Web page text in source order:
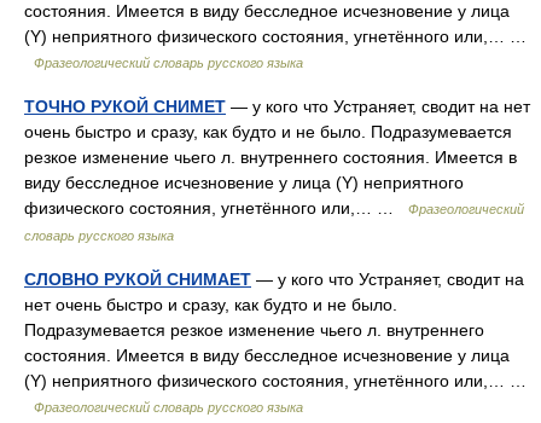
состояния. Имеется в виду бесследное исчезновение у лица
(Y) неприятного физического состояния, угнетённого или,… …
Фразеологический словарь русского языка
ТОЧНО РУКОЙ СНИМЕТ — у кого что Устраняет, сводит на нет
очень быстро и сразу, как будто и не было. Подразумевается
резкое изменение чьего л. внутреннего состояния. Имеется в
виду бесследное исчезновение у лица (Y) неприятного
физического состояния, угнетённого или,… …
Фразеологический
словарь русского языка
СЛОВНО РУКОЙ СНИМАЕТ — у кого что Устраняет, сводит на
нет очень быстро и сразу, как будто и не было.
Подразумевается резкое изменение чьего л. внутреннего
состояния. Имеется в виду бесследное исчезновение у лица
(Y) неприятного физического состояния, угнетённого или,… …
Фразеологический словарь русского языка